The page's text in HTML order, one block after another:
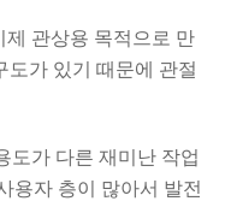
관상용 목적으로 만
가 있기 때문에 관절
도가 다른 재미난 작업
용자 층이 많아서 발전